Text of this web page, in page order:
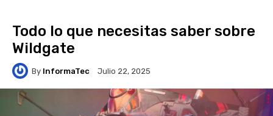
Todo lo que necesitas saber sobre
Wildgate
By InformaTec Julio 22, 2025